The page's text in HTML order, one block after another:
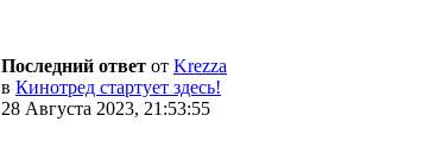
Последний ответ от Krezza
в Кинотред стартует здесь!
28 Августа 2023, 21:53:55